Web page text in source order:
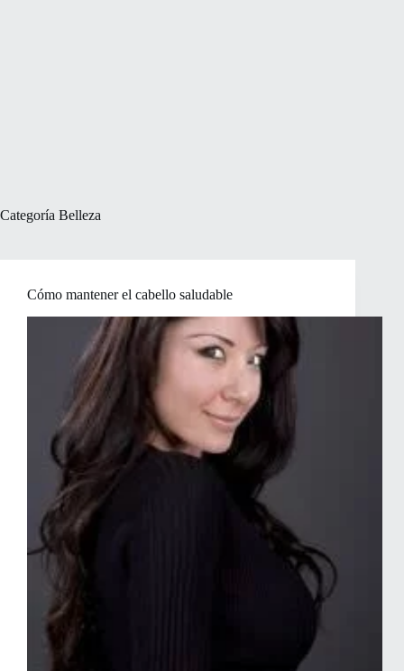
Categoría Belleza
Cómo mantener el cabello saludable